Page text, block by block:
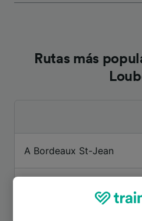
Rutas más
A Bordeaux St-Jean